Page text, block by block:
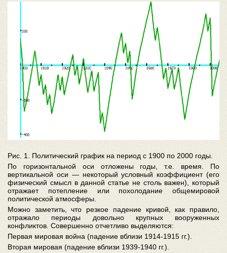
Рис. 1. Политический график на период с 1900 по 2000 годы.
По горизонтальной оси отложены годы, т.е. время. По
вертикальной оси — некоторый условный коэффициент (его
физический смысл в данной статье не столь важен), который
отражает потепление или похолодание общемировой
политической атмосферы.
Можно заметить, что резкое падение кривой, как правило,
отражало периоды довольно крупных вооруженных
конфликтов. Совершенно отчетливо выделяются:
Первая мировая война (падение вблизи 1914-1915 гг.).
Вторая мировая (падение вблизи 1939-1940 гг.).